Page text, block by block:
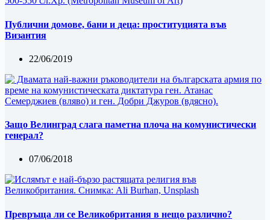
Публични домове, бани и деца: проституцията във
Византия
22/06/2019
Защо Велинград слага паметна плоча на комунистически
генерал?
07/06/2018
Превръща ли се Великобритания в нещо различно?